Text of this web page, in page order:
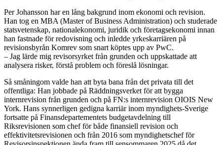
Per Johansson har en lång bakgrund inom ekonomi och revision.
Han tog en MBA (Master of Business Administration) och studerade
statsvetenskap, nationalekonomi, juridik och företagsekonomi innan
han fastnade för redovisning och inledde yrkeskarriären på
revisionsbyrån Komrev som snart köptes upp av PwC.
– Jag lärde mig revisorsyrket från grunden och uppskattade att
analysera risker, förstå problem och föreslå lösningar.
Så småningom valde han att byta bana från det privata till det
offentliga: Han jobbade på Räddningsverket för att bygga
internrevision från grunden och på FN:s internrevision OIOIS New
York. Hans synnerligen gedigna karriär inom myndighets-Sverige
fortsatte på Finansdepartementets budgetavdelning till
Riksrevisionen som chef för både finansiell revision och
effektivitetsrevisionen och från 2016 som myndighetschef för